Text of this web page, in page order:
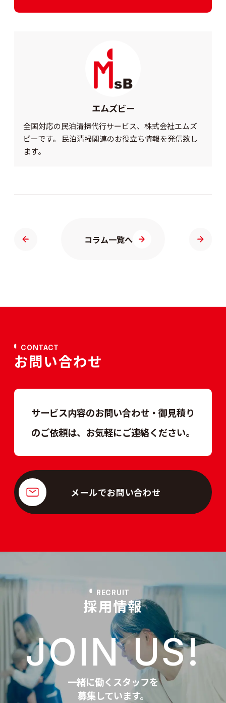
エムズビー
全国対応の民泊清掃代行サービス、株式会社エムズ
ビーです。 民泊清掃関連のお役立ち情報を発信致し
ます。
コラム一覧へ
お問い合わせ
CONTACT
サービス内容のお問い合わせ・御見積り
のご依頼は、 お気軽にご連絡ください。
メールでお問い合わせ
採用情報
RECRUIT
JOIN US!
一緒に働くスタッフを
募集しています。